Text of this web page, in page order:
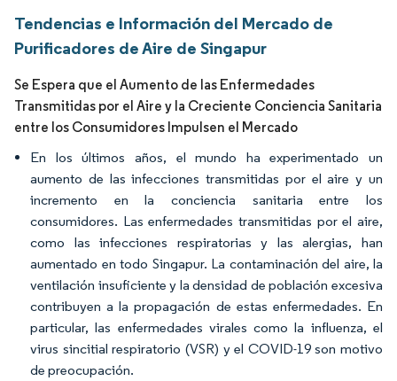
Tendencias e Información del Mercado de
Purificadores de Aire de Singapur
Se Espera que el Aumento de las Enfermedades
Transmitidas por el Aire y la Creciente Conciencia Sanitaria
entre los Consumidores Impulsen el Mercado
En los últimos años, el mundo ha experimentado un
aumento de las infecciones transmitidas por el aire y un
incremento en la conciencia sanitaria entre los
consumidores. Las enfermedades transmitidas por el aire,
como las infecciones respiratorias y las alergias, han
aumentado en todo Singapur. La contaminación del aire, la
ventilación insuficiente y la densidad de población excesiva
contribuyen a la propagación de estas enfermedades. En
particular, las enfermedades virales como la influenza, el
virus sincitial respiratorio (VSR) y el COVID-19 son motivo
de preocupación.